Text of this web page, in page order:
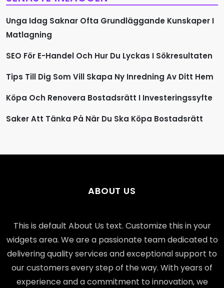
Unga Idag Saknar Ofta Grundläggande Kunskaper I
Matlagning
SEO För E-Handel Och Hur Du Lyckas I Sökresultaten
Tips Till Dig Som Vill Skapa Ny Inredning Av Ditt Hem
Köpa Och Renovera Bostadsrätt I Investeringssyfte
Saker Att Tänka På När Du Ska Köpa Bostadsrätt
ABOUT US
This is default About Us text. Customize this in your
widgets area. We are a passionate team dedicated to
delivering quality services and exceptional support to
our customers every step of the way. With years of
experience and a commitment to innovation, we